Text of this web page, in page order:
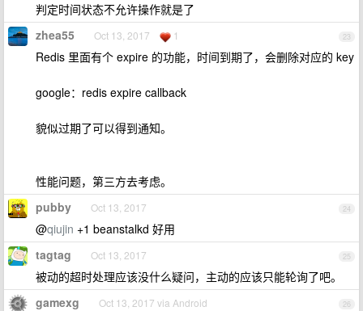
判定时间状态不允许操作就是了
23
zhea55 Oct 13, 2017 1
Redis 里面有个 expire 的功能，时间到期了，会删除对应的 key
google：redis expire callback
貌似过期了可以得到通知。
性能问题，第三方去考虑。
24
pubby Oct 13, 2017
@qiujin +1 beanstalkd 好用
25
tagtag Oct 13, 2017
被动的超时处理应该没什么疑问，主动的应该只能轮询了吧。
26
gamexg Oct 13, 2017 via Android